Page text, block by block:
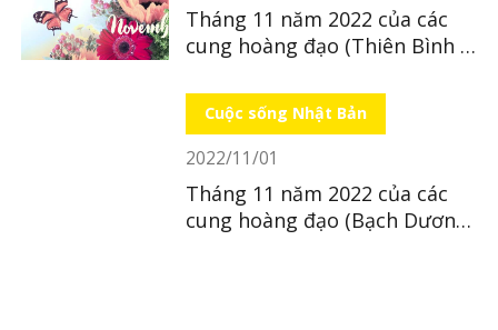
Tháng 11 năm 2022 của các
cung hoàng đạo (Thiên Bình ~
Cuộc sống Nhật Bản
2022/11/01
Tháng 11 năm 2022 của các
cung hoàng đạo (Bạch Dương